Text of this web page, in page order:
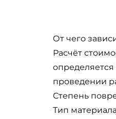
От чего
Расчёт
проведении
Степень
Тип